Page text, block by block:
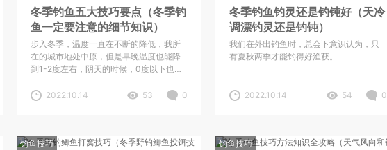
们来谈一谈这个问题。
冬季钓鱼五大技巧要点（冬季钓
鱼一定要注意的细节知识）
步入冬季，温度一直在不断的降低，我所
在的城市地处中原，但是早晚温度也能降
到1-2度左右，阴天的时候，0度以下也是
到一年中最难钓鱼的季节，鱼都进入了半
幅度的减少，钓上来的鱼个头都是偏大一
2022.10.14 53 0
冬季钓鱼钓灵还是钓钝好（天冷
调漂钓灵还是钓钝）
我们在外出钓鱼时，总会下意识认为，只
有夏秋两季才能钓得好渔获。
2022.10.14 54 0
钓鱼技巧 钓鱼技巧